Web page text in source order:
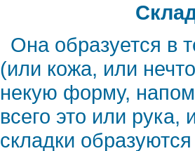
Она образуется в
(или кожа, или
некую форму,
всего это или рука,
складки